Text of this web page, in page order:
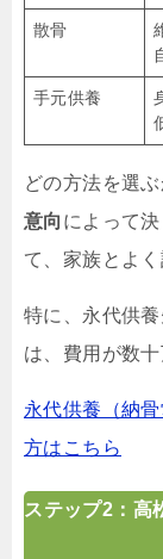
散骨
手元供養
どの方法を選ぶ
意向 によって
て、家族とよ
特に、永代供
は、費用が数
永代供養（納
方はこちら
ステップ2：高